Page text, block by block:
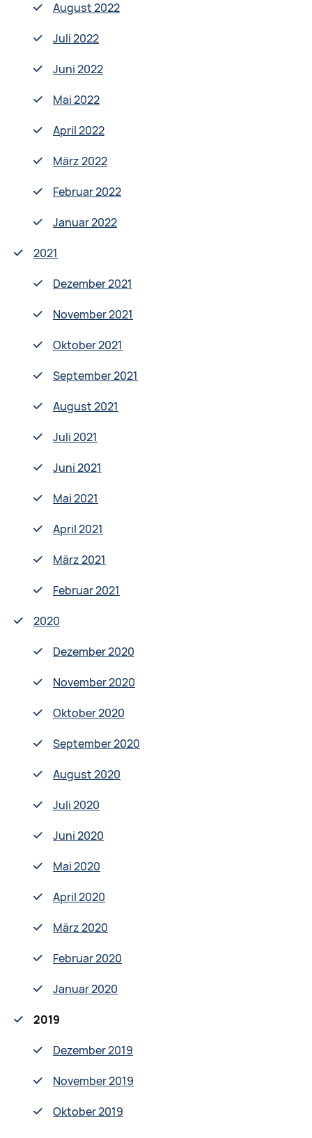
August 2022
Juli 2022
Juni 2022
Mai 2022
April 2022
März 2022
Februar 2022
Januar 2022
2021
Dezember 2021
November 2021
Oktober 2021
September 2021
August 2021
Juli 2021
Juni 2021
Mai 2021
April 2021
März 2021
Februar 2021
2020
Dezember 2020
November 2020
Oktober 2020
September 2020
August 2020
Juli 2020
Juni 2020
Mai 2020
April 2020
März 2020
Februar 2020
Januar 2020
2019
Dezember 2019
November 2019
Oktober 2019